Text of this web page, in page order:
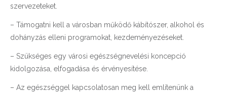
szervezeteket.
– Támogatni kell a városban működő kábítószer, alkohol és
dohányzás elleni programokat, kezdeményezéseket.
– Szükséges egy városi egészségnevelési koncepció
kidolgozása, elfogadása és érvényesítése.
– Az egészséggel kapcsolatosan meg kell említenünk a